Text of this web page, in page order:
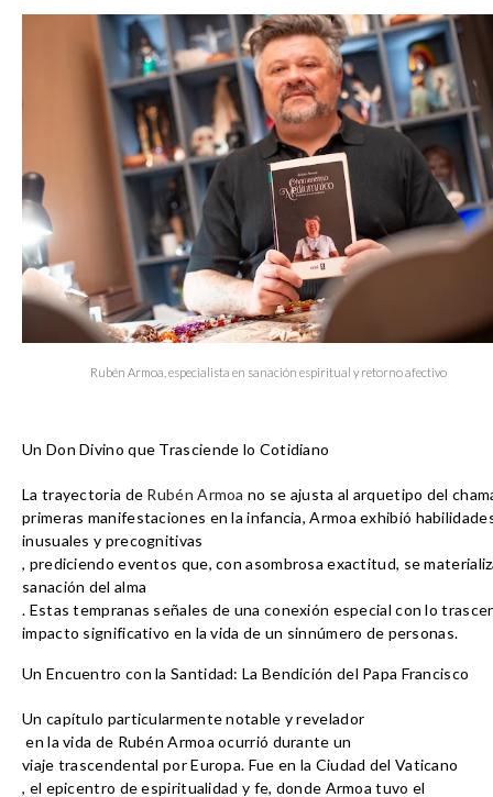
Rubén Armoa, especialista en sanación espiritual y retorno afectivo
Un Don Divino que Trasciende lo Cotidiano
La trayectoria de Rubén Armoa no se ajusta al arquetipo del
primeras manifestaciones en la infancia, Armoa exhibió
inusuales y precognitivas
, prediciendo eventos que, con asombrosa exactitud, se
sanación del alma
. Estas tempranas señales de una conexión especial con lo
impacto significativo en la vida de un sinnúmero de personas.
Un Encuentro con la Santidad: La Bendición del Papa Francisco
Un capítulo particularmente notable y revelador
en la vida de Rubén Armoa ocurrió durante un
viaje trascendental por Europa. Fue en la Ciudad del Vaticano
, el epicentro de espiritualidad y fe, donde Armoa tuvo el